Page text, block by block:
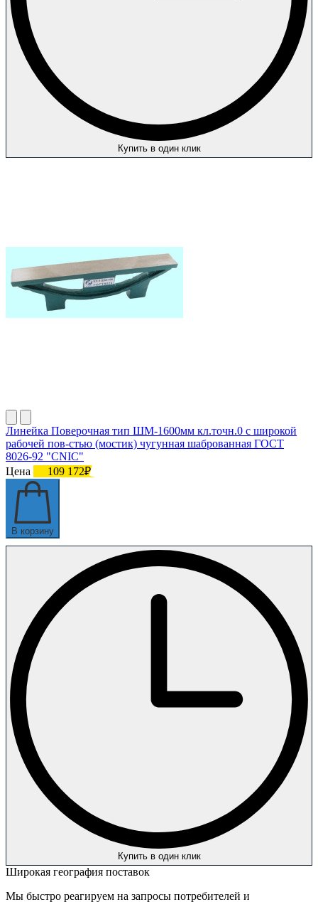
Купить в один клик
Линейка Поверочная тип ШМ-1600мм кл.точн.0 с широкой
рабочей пов-стью (мостик) чугунная шаброванная ГОСТ
8026-92 "CNIC"
Цена
109 172₽
В корзину
Купить в один клик
Широкая география поставок
Мы быстро реагируем на запросы потребителей и